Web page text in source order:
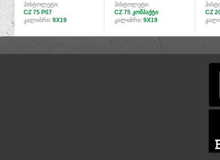
პისტოლეტი:
CZ 75 P07
კალიბრი: 9X19
პისტოლეტი:
CZ 75 კომპაქტი
კალიბრი: 9X19
CZ